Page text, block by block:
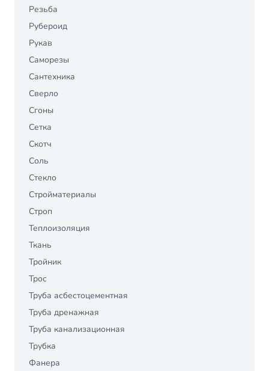
Резьба
Рубероид
Рукав
Саморезы
Сантехника
Сверло
Сгоны
Сетка
Скотч
Соль
Стекло
Стройматериалы
Строп
Теплоизоляция
Ткань
Тройник
Трос
Труба асбестоцементная
Труба дренажная
Труба канализационная
Трубка
Фанера